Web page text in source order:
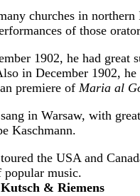
churches in
of those
1902, he had great
in December 1902,
premiere of Maria al
in Warsaw, with
Kaschmann.
the USA and
popular music.
& Riemens